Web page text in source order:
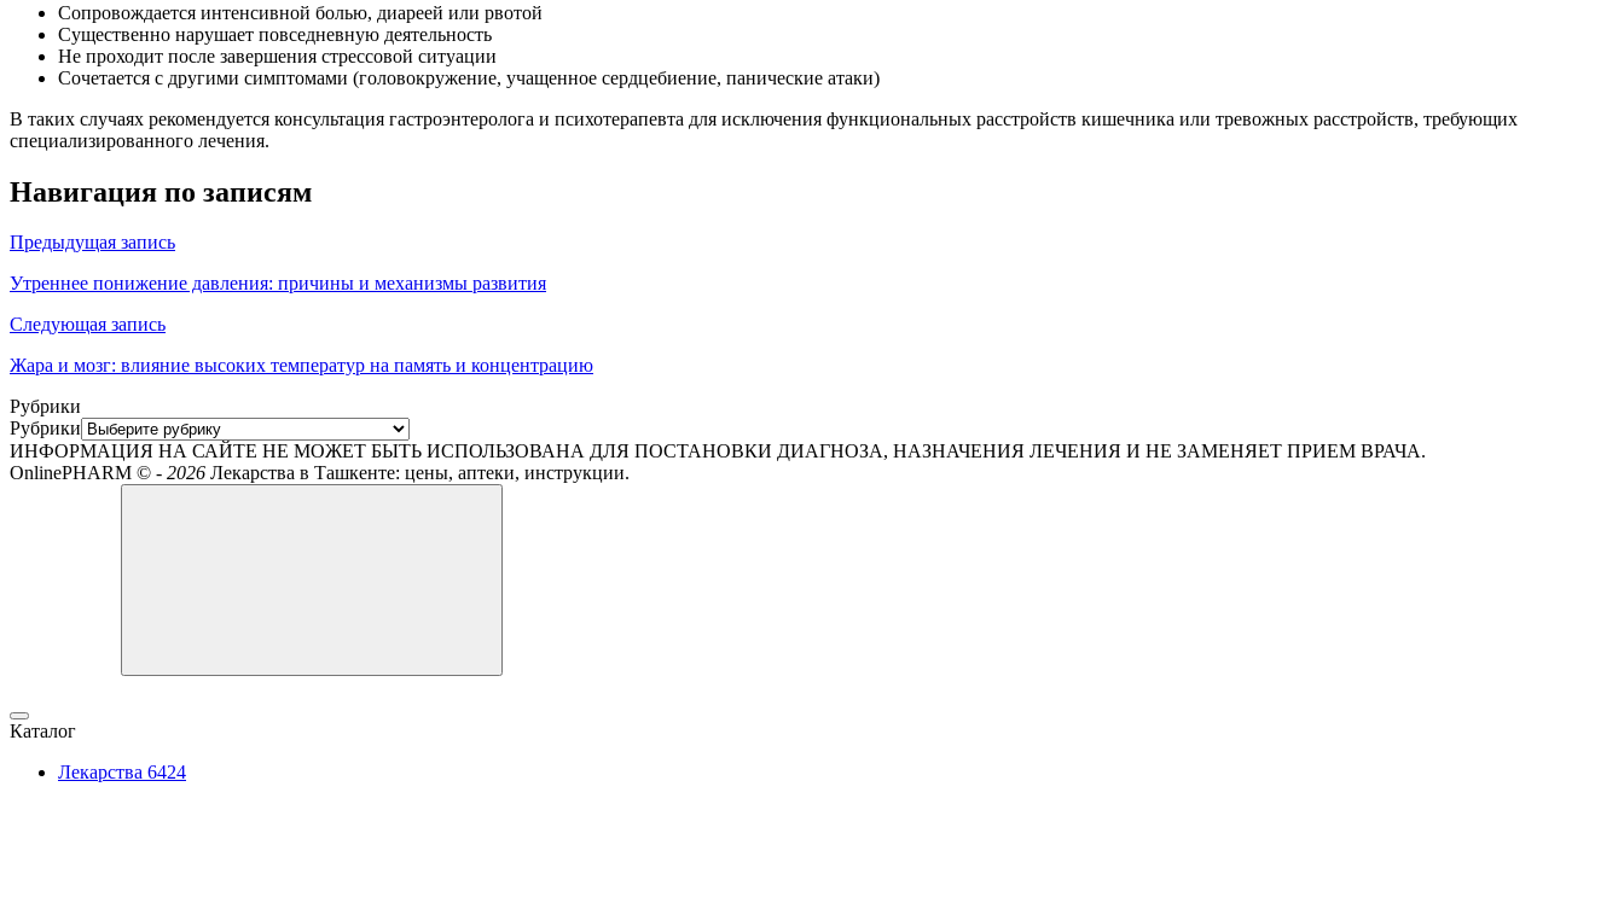
Сопровождается интенсивной болью, диареей или рвотой
Существенно нарушает повседневную деятельность
Не проходит после завершения стрессовой ситуации
Сочетается с другими симптомами (головокружение, учащенное сердцебиение, панические атаки)
В таких случаях рекомендуется консультация гастроэнтеролога и психотерапевта для исключения функциональных расстройств кишечника или тревожных расстройств, требующих
специализированного лечения.
Навигация по записям
Предыдущая запись
Утреннее понижение давления: причины и механизмы развития
Следующая запись
Жара и мозг: влияние высоких температур на память и концентрацию
Рубрики
Рубрики
ИНФОРМАЦИЯ НА САЙТЕ НЕ МОЖЕТ БЫТЬ ИСПОЛЬЗОВАНА ДЛЯ ПОСТАНОВКИ ДИАГНОЗА, НАЗНАЧЕНИЯ ЛЕЧЕНИЯ И НЕ ЗАМЕНЯЕТ ПРИЕМ ВРАЧА.
OnlinePHARM © - 2026 Лекарства в Ташкенте: цены, аптеки, инструкции.
Каталог
Лекарства 6424